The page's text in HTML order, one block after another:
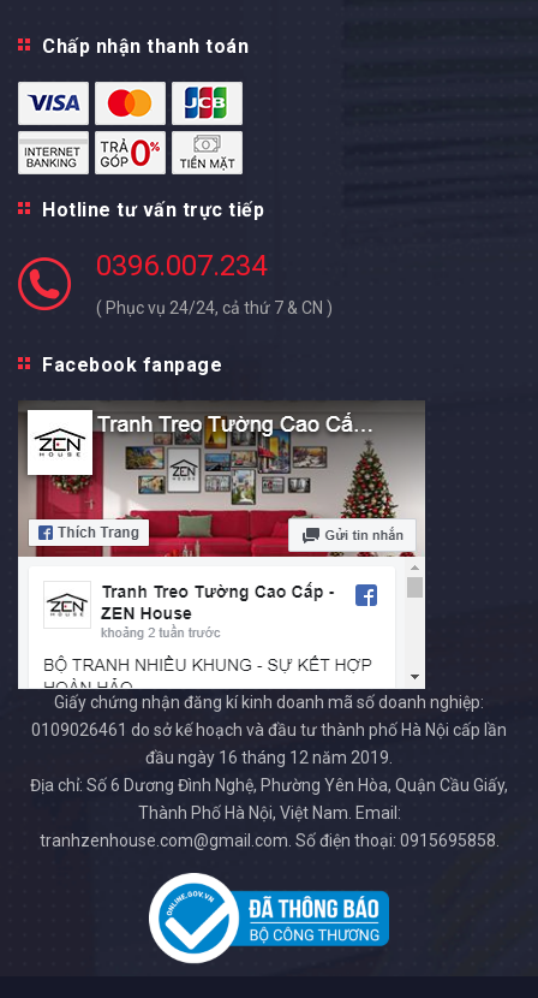
Chấp nhận thanh toán
Hotline tư vấn trực tiếp
0396.007.234
( Phục vụ 24/24, cả thứ 7 & CN )
Facebook fanpage
Giấy chứng nhận đăng kí kinh doanh mã số doanh nghiệp:
0109026461 do sở kế hoạch và đầu tư thành phố Hà Nội cấp lần
đầu ngày 16 tháng 12 năm 2019.
Địa chỉ: Số 6 Dương Đình Nghệ, Phường Yên Hòa, Quận Cầu Giấy,
Thành Phố Hà Nội, Việt Nam. Email:
tranhzenhouse.com@gmail.com. Số điện thoại: 0915695858.